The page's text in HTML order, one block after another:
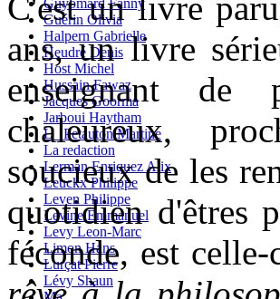
Guyomard Fanny
Guérin Olivia
Halpern Gabrielle
Heudré Denis
Host Michel
Hussain Fawaz
Jacques Goorma
Jarboui Haytham
L_ Petauton Martine
La redaction
Lerman Enriquez Alix
Leuckx Philippe
Leven Philippe
Levine Emmanuel
Levy Leon-Marc
Limon Hans
Lurçat Pierre
Lévy Shaun
C'est un livre
ans, un livre
enseignant
chaleureux,
soucieux de les
quotidien d'êtres
féconde, est celle-